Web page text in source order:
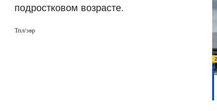
подростковом возрасте.
Тпл/эвр